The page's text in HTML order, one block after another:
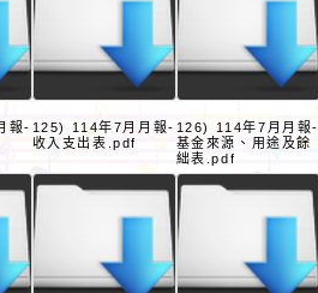
報- 125) 114年7月月報-
收入支出表.pdf
126) 114年7月月報-
基金來源、用途及餘
絀表.pdf